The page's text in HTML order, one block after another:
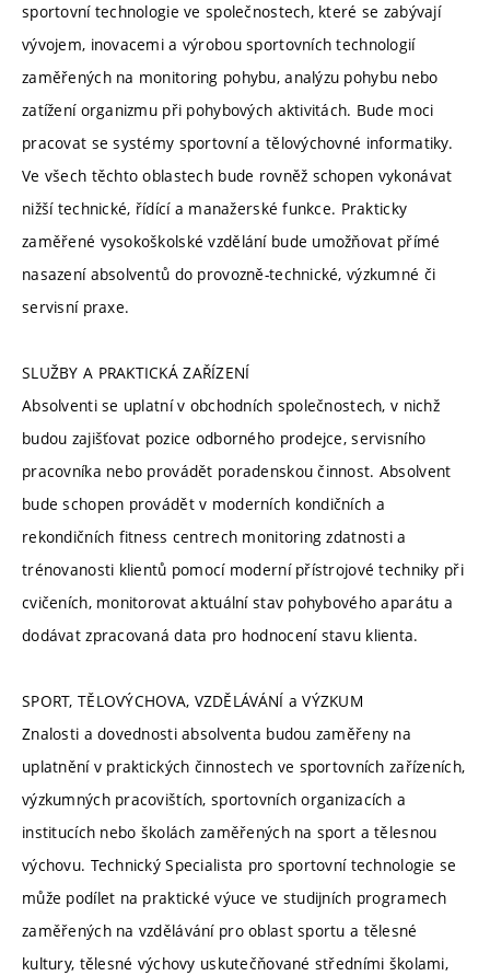
sportovní technologie ve společnostech, které se zabývají
vývojem, inovacemi a výrobou sportovních technologií
zaměřených na monitoring pohybu, analýzu pohybu nebo
zatížení organizmu při pohybových aktivitách. Bude moci
pracovat se systémy sportovní a tělovýchovné informatiky.
Ve všech těchto oblastech bude rovněž schopen vykonávat
nižší technické, řídící a manažerské funkce. Prakticky
zaměřené vysokoškolské vzdělání bude umožňovat přímé
nasazení absolventů do provozně-technické, výzkumné či
servisní praxe.
SLUŽBY A PRAKTICKÁ ZAŘÍZENÍ
Absolventi se uplatní v obchodních společnostech, v nichž
budou zajišťovat pozice odborného prodejce, servisního
pracovníka nebo provádět poradenskou činnost. Absolvent
bude schopen provádět v moderních kondičních a
rekondičních fitness centrech monitoring zdatnosti a
trénovanosti klientů pomocí moderní přístrojové techniky při
cvičeních, monitorovat aktuální stav pohybového aparátu a
dodávat zpracovaná data pro hodnocení stavu klienta.
SPORT, TĚLOVÝCHOVA, VZDĚLÁVÁNÍ a VÝZKUM
Znalosti a dovednosti absolventa budou zaměřeny na
uplatnění v praktických činnostech ve sportovních zařízeních,
výzkumných pracovištích, sportovních organizacích a
institucích nebo školách zaměřených na sport a tělesnou
výchovu. Technický Specialista pro sportovní technologie se
může podílet na praktické výuce ve studijních programech
zaměřených na vzdělávání pro oblast sportu a tělesné
kultury, tělesné výchovy uskutečňované středními školami,